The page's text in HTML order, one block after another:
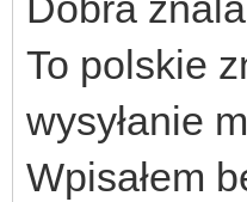
To polskie
wysyłanie
Wpisałem